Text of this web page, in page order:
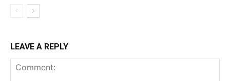
LEAVE A REPLY